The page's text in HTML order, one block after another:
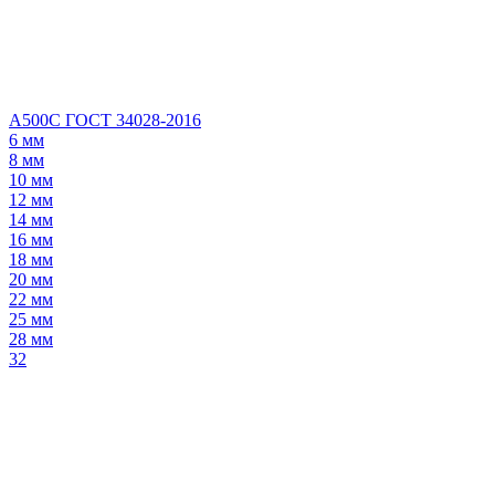
А500С ГОСТ 34028-2016
6 мм
8 мм
10 мм
12 мм
14 мм
16 мм
18 мм
20 мм
22 мм
25 мм
28 мм
32